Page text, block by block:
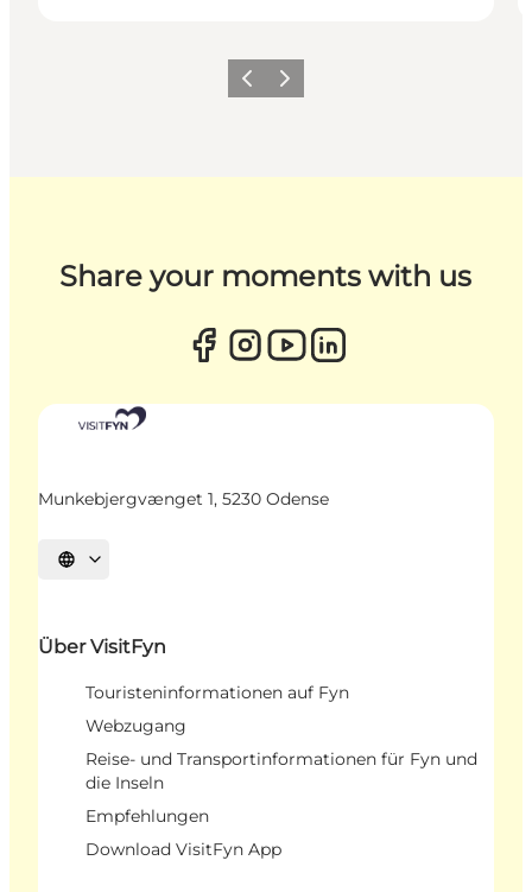
ZurückWeiter
Share your moments with us
Munkebjergvænget 1, 5230 Odense
Sprache auswählen
Über VisitFyn
Touristeninformationen auf Fyn
Webzugang
Reise- und Transportinformationen für Fyn und
die Inseln
Empfehlungen
Download VisitFyn App